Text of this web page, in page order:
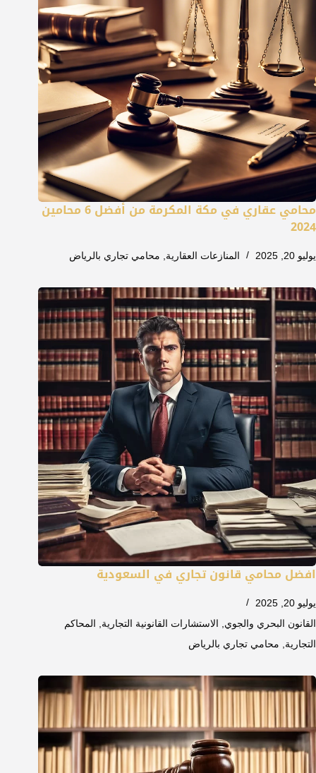
محامي عقاري في مكة المكرمة من أفضل 6 محامين
2024
يوليو 20, 2025 المنازعات العقارية, محامي تجاري بالرياض
افضل محامي قانون تجاري في السعودية
يوليو 20, 2025
القانون البحري والجوي, الاستشارات القانونية التجارية, المحاكم
التجارية, محامي تجاري بالرياض